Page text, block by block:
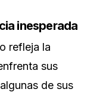
inesperada
refleja la
sus
de sus